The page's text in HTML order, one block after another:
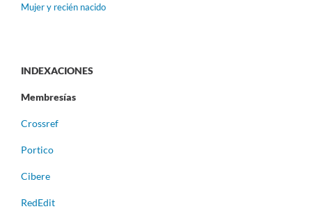
Mujer y recién nacido
INDEXACIONES
Membresías
Crossref
Portico
Cibere
RedEdit